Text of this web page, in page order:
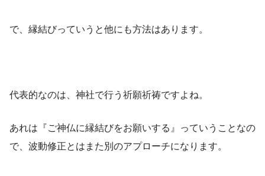
で、縁結びっていうと他にも方法はあります。
代表的なのは、神社で行う祈願祈祷ですよね。
あれは『ご神仏に縁結びをお願いする』っていうことなの
で、波動修正とはまた別のアプローチになります。